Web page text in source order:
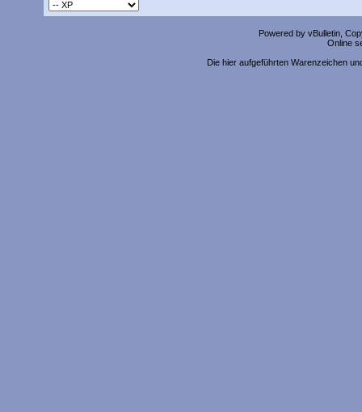
Powered by vBulletin,
Online
Die hier aufgeführten Warenzeichen